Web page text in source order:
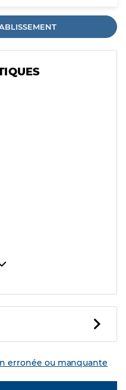
erronée ou manquante